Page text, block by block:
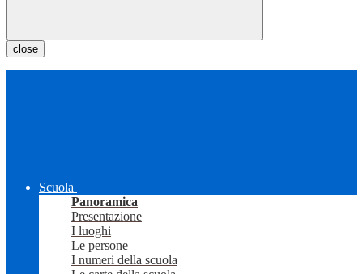
close
Scuola
Panoramica
Presentazione
I luoghi
Le persone
I numeri della scuola